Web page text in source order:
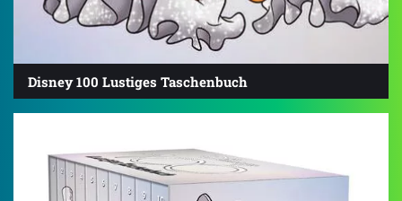
Disney 100 Lustiges Taschenbuch